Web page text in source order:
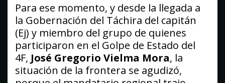
Para ese momento, y desde la llegada a
la Gobernación del Táchira del capitán
(Ej) y miembro del grupo de quienes
participaron en el Golpe de Estado del
4F, José Gregorio Vielma Mora, la
situación de la frontera se agudizó,